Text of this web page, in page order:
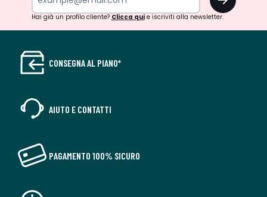
Hai già un profilo cliente? Clicca quie iscriviti alla newsletter.
CONSEGNA AL PIANO*
AIUTO E CONTATTI
PAGAMENTO 100% SICURO